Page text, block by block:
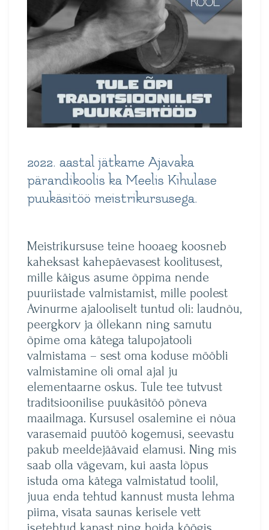
2022. aastal jätkame Ajavaka
pärandikoolis ka Meelis Kihulase
puukäsitöö meistrikursusega.
Meistrikursuse teine hooaeg koosneb
kaheksast kahepäevasest koolitusest,
mille käigus asume õppima nende
puuriistade valmistamist, mille poolest
Avinurme ajalooliselt tuntud oli: laudnõu,
peergkorv ja õllekann ning samutu
õpime oma kätega talupojatooli
valmistama – sest oma koduse mööbli
valmistamine oli omal ajal ju
elementaarne oskus. Tule tee tutvust
traditsioonilise puukäsitöö põneva
maailmaga. Kursusel osalemine ei nõua
varasemaid puutöö kogemusi, seevastu
pakub meeldejäävaid elamusi. Ning mis
saab olla vägevam, kui aasta lõpus
istuda oma kätega valmistatud toolil,
juua enda tehtud kannust musta lehma
piima, visata saunas kerisele vett